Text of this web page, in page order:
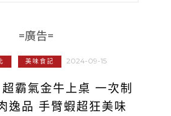
=廣告=
美味食記 2024-09-15
霸氣金牛上桌 一次制
逸品 手臂蝦超狂美味